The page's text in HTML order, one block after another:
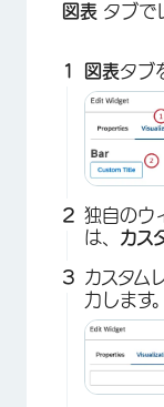
図表 タブで
図表タブ
独自のウ
は、 カス
カスタム
力します。